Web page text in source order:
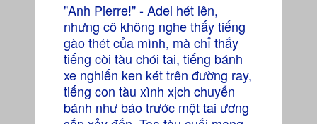
"Anh Pierre!" - Adel hét lên,
nhưng cô không nghe thấy tiếng
gào thét của mình, mà chỉ thấy
tiếng còi tàu chói tai, tiếng bánh
xe nghiến ken két trên đường ray,
tiếng con tàu xình xịch chuyển
bánh như báo trước một tai ương